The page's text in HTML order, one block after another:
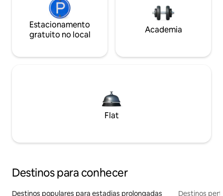
Estacionamento
gratuito no local
Academia
Flat
Destinos para conhecer
Destinos populares para estadias prolongadas Destinos